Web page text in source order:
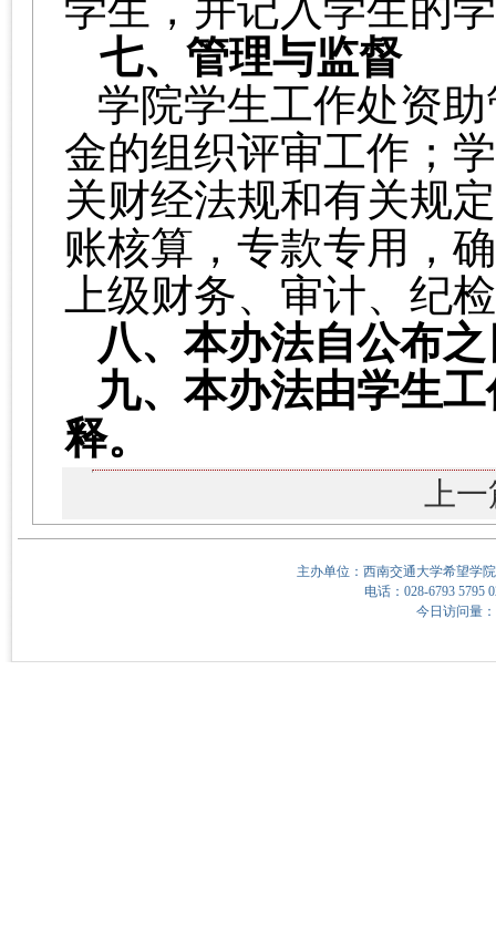
七、管理与监督
学院学生工作处资
金的组织评审工作；
关财经法规和有关规
账核算，专款专用，
上级财务、审计、纪
八、本办法自公布
九、本办法由学生
释。
上
主办单位：西南交通大学希望学
电话：028-6793 5795
今日访问量